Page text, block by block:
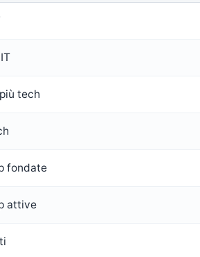
tech
fondate
attive